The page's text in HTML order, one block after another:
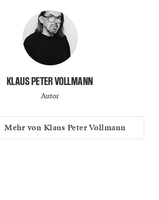
KLAUS PETER VOLLMANN
Autor
Mehr von Klaus Peter Vollmann